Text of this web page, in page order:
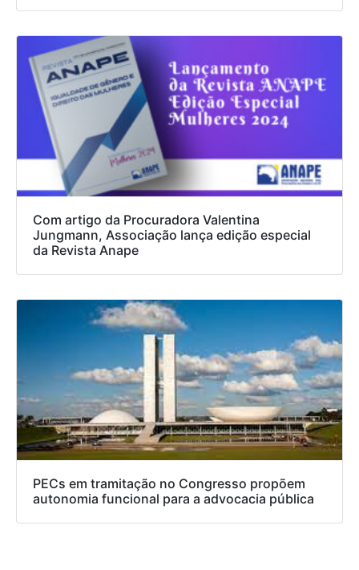
Com artigo da Procuradora Valentina
Jungmann, Associação lança edição especial
da Revista Anape
PECs em tramitação no Congresso propõem
autonomia funcional para a advocacia pública